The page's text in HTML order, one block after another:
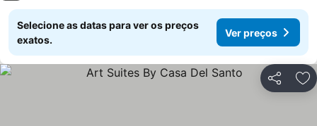
Selecione as datas para ver os preços
exatos.
Ver preços
Partilhar